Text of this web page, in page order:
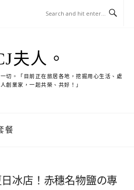
夫人。
切。「目前正在旅居各地，挖掘用心生活、處
創業家，一起共榮、共好！」
餐
冰店！赤穗名物鹽の專